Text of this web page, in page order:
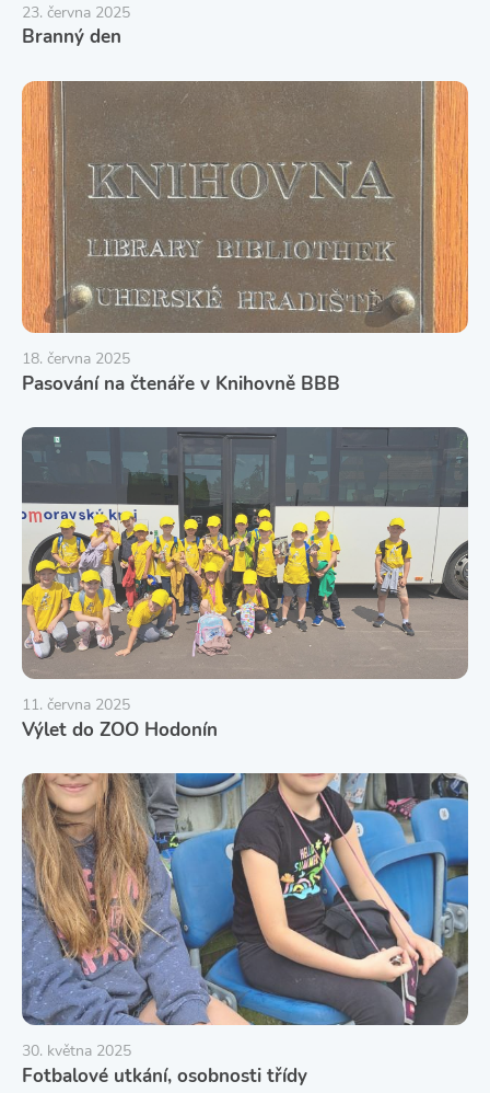
23. června 2025
Branný den
18. června 2025
Pasování na čtenáře v Knihovně BBB
11. června 2025
Výlet do ZOO Hodonín
30. května 2025
Fotbalové utkání, osobnosti třídy